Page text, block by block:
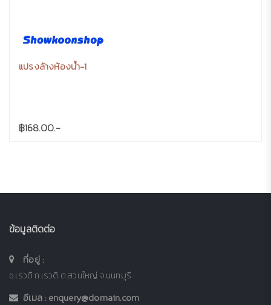
แปรงล้างห้องน้ำ-1
฿168.00.-
ข้อมูลติดต่อ
ที่อยู่ :
ซ.เรวดี ถ.เรวดี ต.สวนใหญ่ จ.นนทบุรี
อีเมล :enquery@domain.com